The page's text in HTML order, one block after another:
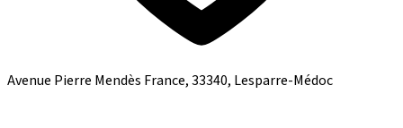
Avenue Pierre Mendès France, 33340, Lesparre-Médoc